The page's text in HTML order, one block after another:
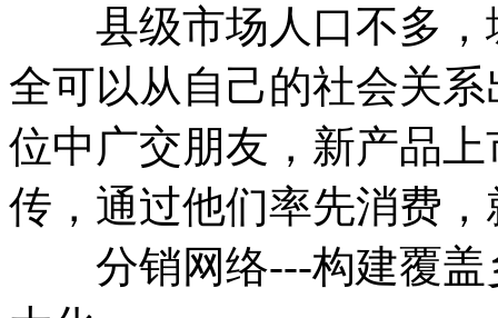
县级市场人口不多，
全可以从自己的社会关
位中广交朋友，新产品
传，通过他们率先消费
分销网络---构建覆盖